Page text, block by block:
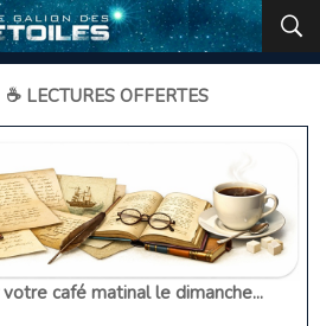
☕ LECTURES OFFERTES
café matinal le dimanche...